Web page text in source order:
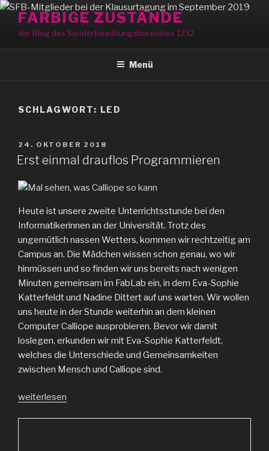
Zum
Inhalt
springen
FARBIGE ZUSTÄNDE
der Blog des Sonderforschungsbereiches 1232
Menü
SCHLAGWORT: LED
VERÖFFENTLICHT
AM
24. OKTOBER 2018
Erst einmal drauflos Programmieren
Heute ist unsere zweite Unterrichtsstunde bei den
Informatikerinnen an der Universität. Trotz des
ungemütlich nassen Wetters, kommen wir rechtzeitig am
Campus an. Die Mädchen wissen schon genau, wo wir
hinmüssen und so finden wir uns bereits nach wenigen
Minuten gemeinsam im FabLab ein, in dem Eva-Sophie
Katterfeldt und Nadine Dittert auf uns warten. Wir wollen
uns heute in der Stunde weiterhin an dem kleinen
Computer Calliope ausprobieren. Bevor wir damit
loslegen, erkunden wir mit Eva-Sophie Katterfeldt,
welches die Unterschiede und Gemeinsamkeiten
zwischen Mensch und Calliope sind.
„Erst
weiterlesen